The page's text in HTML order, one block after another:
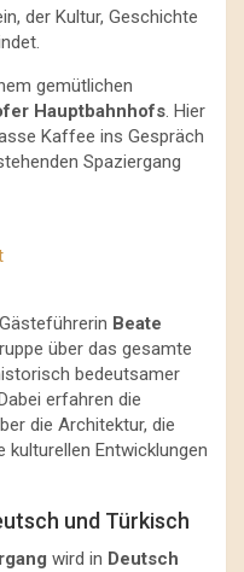
der Kultur, Geschichte
gemütlichen
Hauptbahnhofs. Hier
Kaffee ins Gespräch
Spaziergang
Beate
über das gesamte
bedeutsamer
erfahren die
die Architektur, die
Entwicklungen
und Türkisch
wird in Deutsch